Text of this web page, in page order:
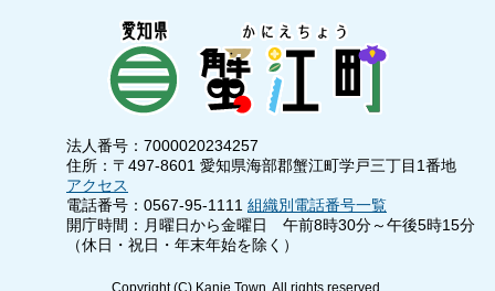
法人番号：7000020234257
住所：〒497-8601 愛知県海部郡蟹江町学戸三丁目1番地
アクセス
電話番号：0567-95-1111 組織別電話番号一覧
開庁時間：月曜日から金曜日 午前8時30分～午後5時15分
（休日・祝日・年末年始を除く）
Copyright (C) Kanie Town. All rights reserved.